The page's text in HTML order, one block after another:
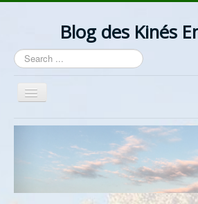
Blog des Kinés
Search
...
Toggle
Navigation
Bienvenue
Actualités
La Profession
Les Idées